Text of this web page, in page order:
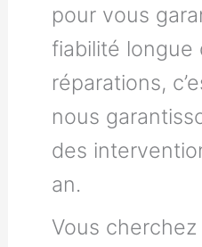
pour vous
fiabilité longue
réparations,
nous
des
an.
Vous